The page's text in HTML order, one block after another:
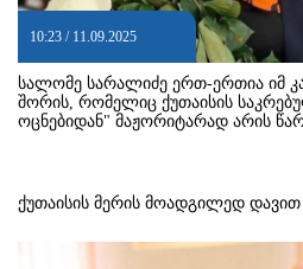
10:23 / 11.09.2025
სალომე სარალიძე ერთ-ერთია იმ
შორის, რომელიც ქუთაისის
ოცნებიდან" მაჟორიტარად არის
ქუთაისის მერის მოადგილედ დავით